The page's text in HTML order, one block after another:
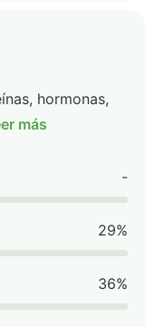
hormonas,
más
-
29%
36%